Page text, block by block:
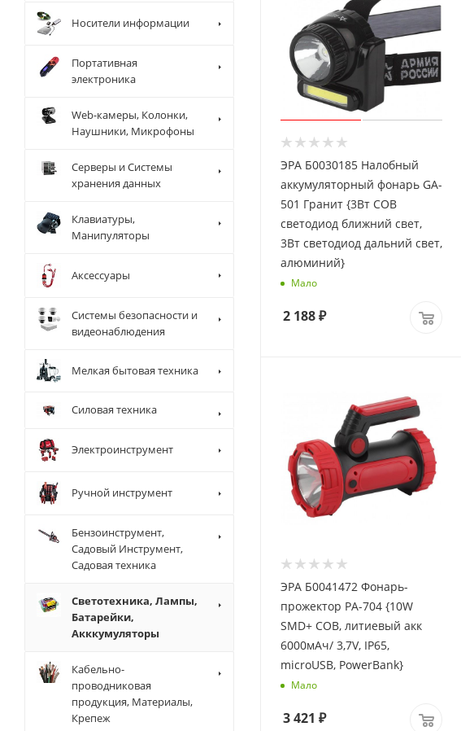
ЭРА Б0030185 Налобный
аккумуляторный фонарь GA-
501 Гранит {3Вт СОВ
светодиод ближний свет,
3Вт светодиод дальний свет,
алюминий}
Мало
2 188₽
ЭРА Б0041472 Фонарь-
прожектор PA-704 {10W
SMD+ COB, литиевый акк
6000мАч/ 3,7V, IP65,
microUSB, PowerBank}
Мало
3 421 ₽
Носители информации
Портативная
электроника
Web-камеры, Колонки,
Наушники, Микрофоны
Серверы и Системы
хранения данных
Клавиатуры,
Манипуляторы
Аксессуары
Системы безопасности и
видеонаблюдения
Мелкая бытовая техника
Силовая техника
Электроинструмент
Ручной инструмент
Бензоинструмент,
Садовый Инструмент,
Садовая техника
Светотехника, Лампы,
Батарейки,
Акккумуляторы
Кабельно-
проводниковая
продукция, Материалы,
Крепеж